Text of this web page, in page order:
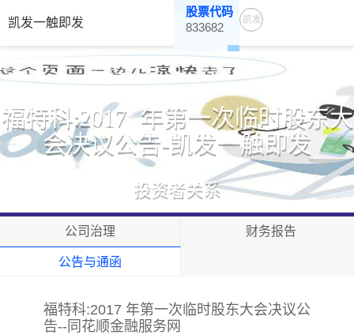
凯发一触即发
股票代码
833682
凯发
即发
福特科:2017 年第一次临时股东大
会决议公告-凯发一触即发
投资者关系
公司治理 财务报告
公告与通函
福特科:2017 年第一次临时股东大会决议公
告--同花顺金融服务网